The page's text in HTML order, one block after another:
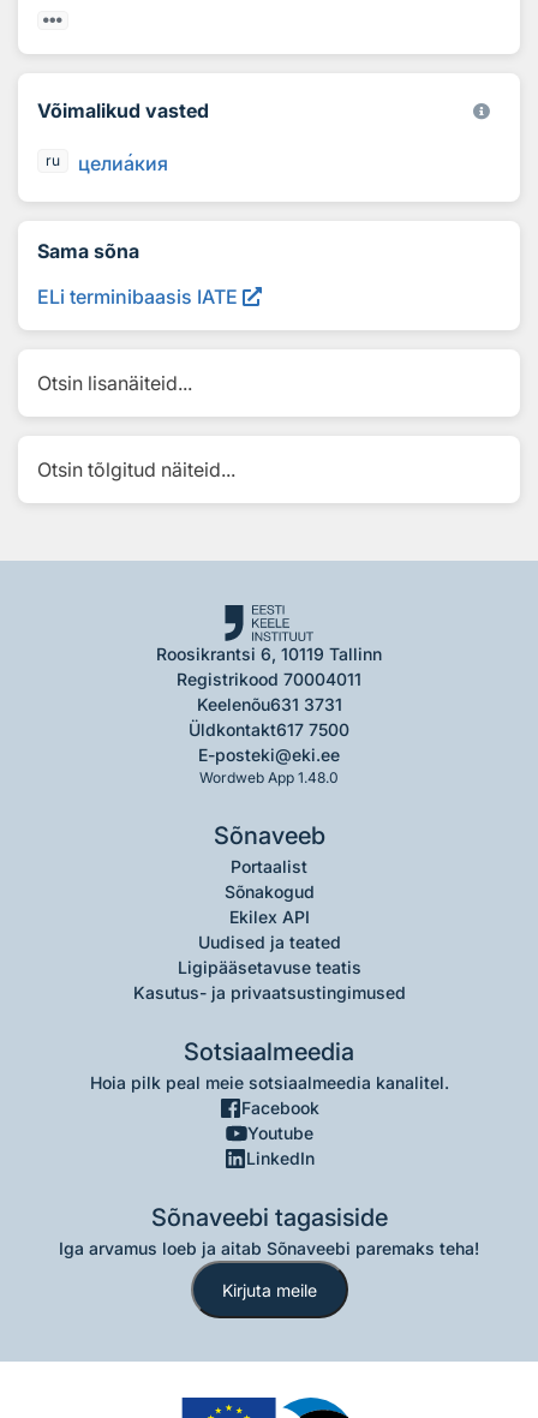
Võimalikud vasted
ru целиакия
Sama sõna
ELi terminibaasis IATE
Otsin lisanäiteid...
Otsin tõlgitud näiteid...
Roosikrantsi 6, 10119 Tallinn
Registrikood 70004011
Keelenõu631 3731
Üldkontakt617 7500
E-posteki@eki.ee
Wordweb App 1.48.0
Sõnaveeb
Portaalist
Sõnakogud
Ekilex API
Uudised ja teated
Ligipääsetavuse teatis
Kasutus- ja privaatsustingimused
Sotsiaalmeedia
Hoia pilk peal meie sotsiaalmeedia kanalitel.
Facebook
Youtube
LinkedIn
Sõnaveebi tagasiside
Iga arvamus loeb ja aitab Sõnaveebi paremaks teha!
Kirjuta meile